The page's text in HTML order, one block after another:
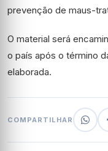
prevenção de maus-
O material será
o país após o término
elaborada.
COMPARTILHAR